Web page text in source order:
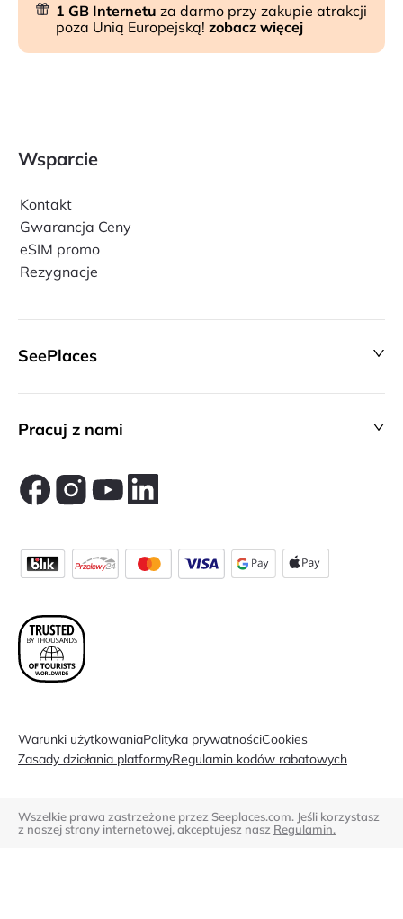
1 GB Internetu za darmo przy zakupie atrakcji
poza Unią Europejską! zobacz więcej
Wsparcie
Kontakt
Gwarancja Ceny
eSIM promo
Rezygnacje
SeePlaces
Pracuj z nami
Warunki użytkowaniaPolityka prywatnościCookies
Zasady działania platformyRegulamin kodów rabatowych
Wszelkie prawa zastrzeżone przez Seeplaces.com. Jeśli korzystasz
z naszej strony internetowej, akceptujesz nasz Regulamin.